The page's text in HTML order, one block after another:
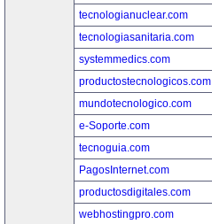
tecnologianuclear.com
tecnologiasanitaria.com
systemmedics.com
productostecnologicos.com
mundotecnologico.com
e-Soporte.com
tecnoguia.com
PagosInternet.com
productosdigitales.com
webhostingpro.com